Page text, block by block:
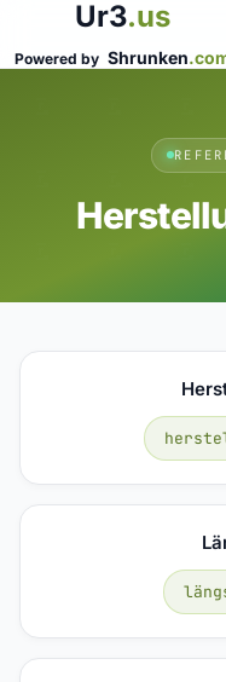
Ur3.us
Powered by Shrunken